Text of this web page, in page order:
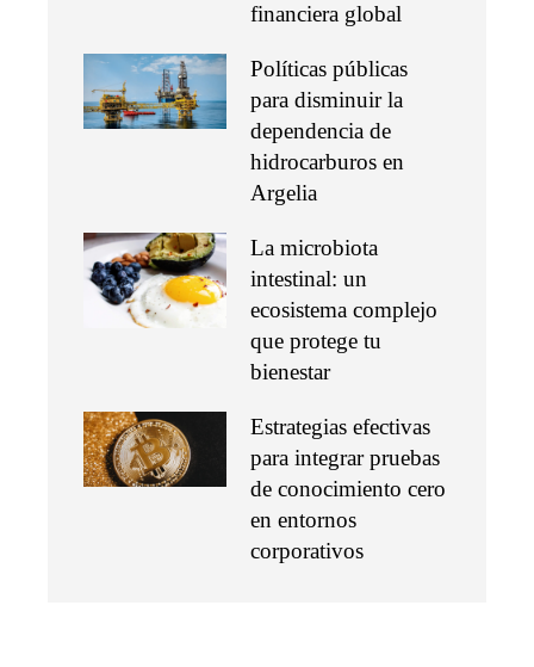
financiera global
Políticas públicas
para disminuir la
dependencia de
hidrocarburos en
Argelia
La microbiota
intestinal: un
ecosistema complejo
que protege tu
bienestar
Estrategias efectivas
para integrar pruebas
de conocimiento cero
en entornos
corporativos